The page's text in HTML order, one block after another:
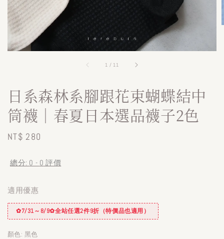
1 / 11
日系森林系腳跟花束蝴蝶結中
筒襪｜春夏日本選品襪子2色
Regular
NT$ 280
總分: 0 - 0 評價
適用優惠
✿7/31～8/9✿全站任選2件9折（特價品也適用）
顏色: 黑色